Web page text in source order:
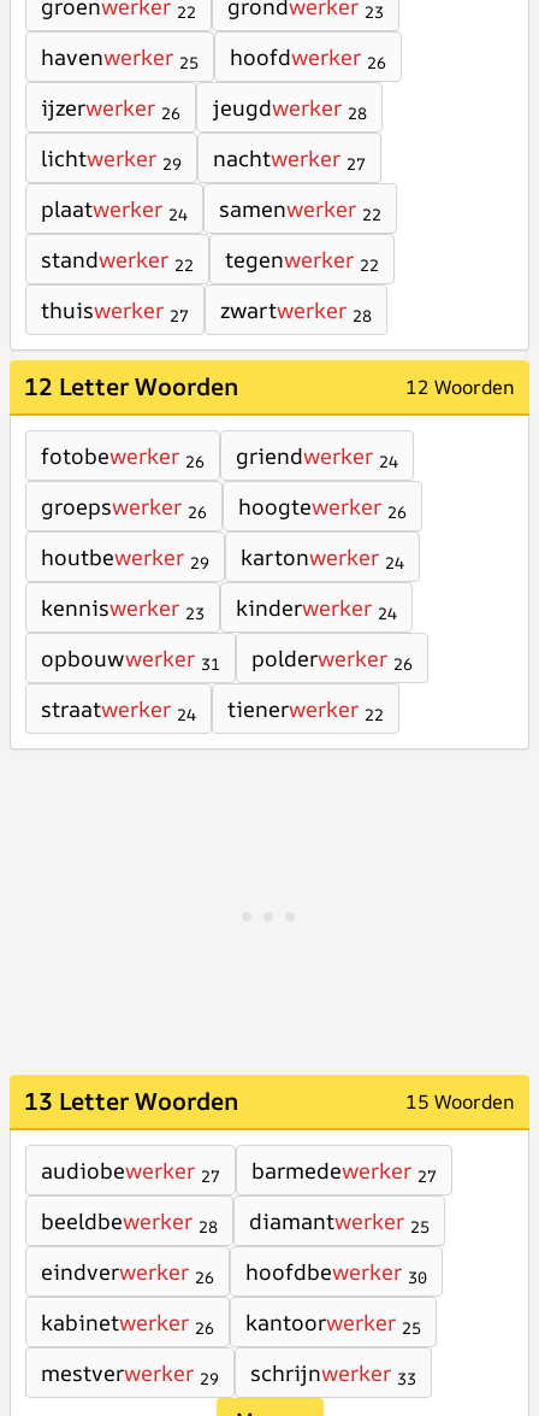
groenwerker 22 grondwerker 23
havenwerker 25 hoofdwerker 26
ijzerwerker 26 jeugdwerker 28
lichtwerker 29 nachtwerker 27
plaatwerker 24 samenwerker 22
standwerker 22 tegenwerker 22
thuiswerker 27 zwartwerker 28
12 Letter Woorden 12 Woorden
fotobewerker 26 griendwerker 24
groepswerker 26 hoogtewerker 26
houtbewerker 29 kartonwerker 24
kenniswerker 23 kinderwerker 24
opbouwwerker 31 polderwerker 26
straatwerker 24 tienerwerker 22
13 Letter Woorden 15 Woorden
audiobewerker 27 barmedewerker 27
beeldbewerker 28 diamantwerker 25
eindverwerker 26 hoofdbewerker 30
kabinetwerker 26 kantoorwerker 25
mestverwerker 29 schrijnwerker 33